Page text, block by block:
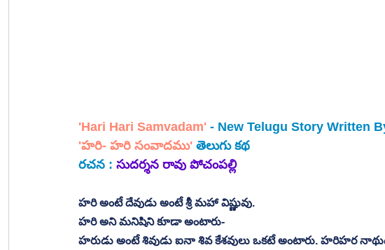
'Hari Hari Samvadam' - New Telugu Story Written
'హరి- హరి సంవాదము' తెలుగు కథ
రచన : సుదర్శన రావు పోచంపల్లి
హరి అంటే దేవుడు అంటే శ్రీ మహా విష్ణువు.
హరి అని మనిషిని కూడా అంటారు-
హరుడు అంటే శివుడు ఐనా శివ కేశవులు ఒకటే అంటారు. హరిహర